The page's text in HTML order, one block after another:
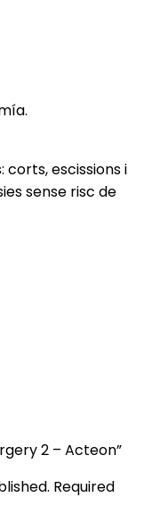
corts, escissions i
sense risc de
2 – Acteon”
Required